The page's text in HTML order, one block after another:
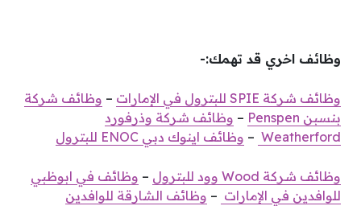
وظائف اخري قد تهمك:-
وظائف شركة SPIE للبترول في الإمارات – وظائف شركة
بنسبن Penspen
– وظائف شركة وذرفورد
Weatherford
– وظائف اينوك دبي ENOC للبترول
وظائف شركة Wood وود للبترول – وظائف في ابوظبي
للوافدين في الإمارات – وظائف الشارقة للوافدين